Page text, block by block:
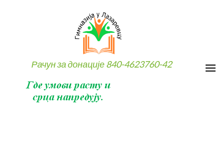
Рачун за донације 840-4623760-42